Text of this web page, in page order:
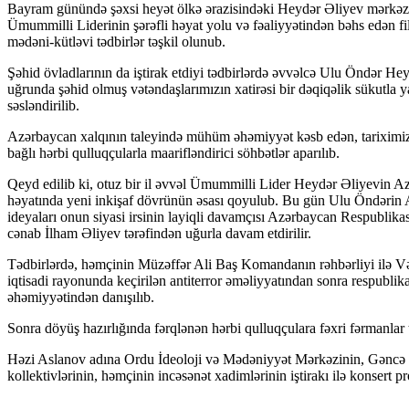
Bayram günündə şəxsi heyət ölkə ərazisindəki Heydər Əliyev
Ümummilli Liderinin şərəfli həyat yolu və fəaliyyətindən bəhs edən
mədəni-kütləvi tədbirlər təşkil olunub.
Şəhid övladlarının da iştirak etdiyi tədbirlərdə əvvəlcə Ulu Öndər
uğrunda şəhid olmuş vətəndaşlarımızın xatirəsi bir dəqiqəlik
səsləndirilib.
Azərbaycan xalqının taleyində mühüm əhəmiyyət kəsb edən,
bağlı hərbi qulluqçularla maarifləndirici söhbətlər aparılıb.
Qeyd edilib ki, otuz bir il əvvəl Ümummilli Lider Heydər Əliyevin
həyatında yeni inkişaf dövrünün əsası qoyulub. Bu gün Ulu Öndərin
ideyaları onun siyasi irsinin layiqli davamçısı Azərbaycan
cənab İlham Əliyev tərəfindən uğurla davam etdirilir.
Tədbirlərdə, həmçinin Müzəffər Ali Baş Komandanın rəhbərliyi ilə
iqtisadi rayonunda keçirilən antiterror əməliyyatından sonra
əhəmiyyətindən danışılıb.
Sonra döyüş hazırlığında fərqlənən hərbi qulluqçulara fəxri
Həzi Aslanov adına Ordu İdeoloji və Mədəniyyət Mərkəzinin,
kollektivlərinin, həmçinin incəsənət xadimlərinin iştirakı ilə konsert